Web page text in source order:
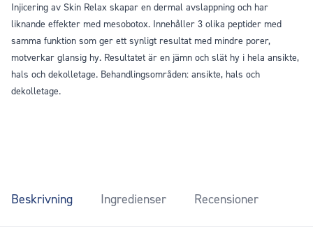
Injicering av Skin Relax skapar en dermal avslappning och har
liknande effekter med mesobotox. Innehåller 3 olika peptider med
samma funktion som ger ett synligt resultat med mindre porer,
motverkar glansig hy. Resultatet är en jämn och slät hy i hela ansikte,
hals och dekolletage. Behandlingsområden: ansikte, hals och
dekolletage.
Beskrivning Ingredienser Recensioner